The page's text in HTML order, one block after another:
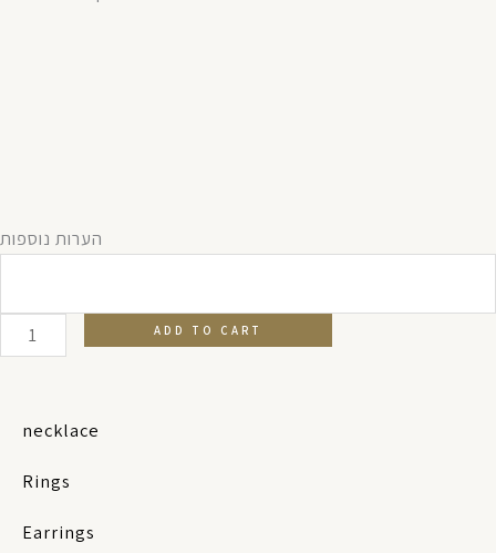
הערות נוספות
Hamsa
erring
quantity
ADD TO CART
necklace
Rings
Earrings